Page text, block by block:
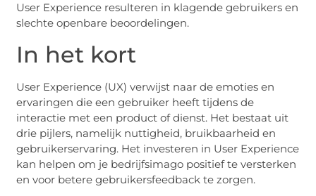
User Experience resulteren in klagende gebruikers en
slechte openbare beoordelingen.
In het kort
User Experience (UX) verwijst naar de emoties en
ervaringen die een gebruiker heeft tijdens de
interactie met een product of dienst. Het bestaat uit
drie pijlers, namelijk nuttigheid, bruikbaarheid en
gebruikerservaring. Het investeren in User Experience
kan helpen om je bedrijfsimago positief te versterken
en voor betere gebruikersfeedback te zorgen.